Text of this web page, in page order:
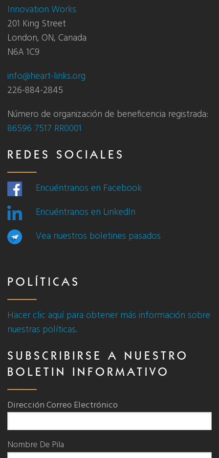
Innovation Works
201 King Street
London, ON, Canada
N6A 1C9
info@heart-links.org
226-884-2845
Número de organización de beneficencia registrada:
86596 7517 RR0001
REDES SOCIALES
Encuéntranos en Facebook
Encuéntranos en LinkedIn
Vea nuestros boletines pasados
POLÍTICAS
Hacer clic aquí para obtener más información sobre
nuestras políticas.
SUBSCRIBIRSE A NUESTRO
BOLETIN INFORMATIVO
Dirección Correo Electrónico
Nombre De Pila